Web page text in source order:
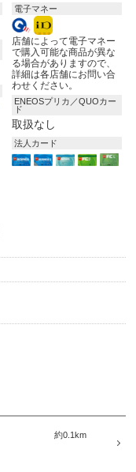
電子マネー
店舗によって電子マネー
で購入可能な商品が異な
る場合がありますので、
詳細は各店舗にお問い合
わせください。
ENEOSプリカ／QUOカー
ド
取扱なし
法人カード
約0.1km